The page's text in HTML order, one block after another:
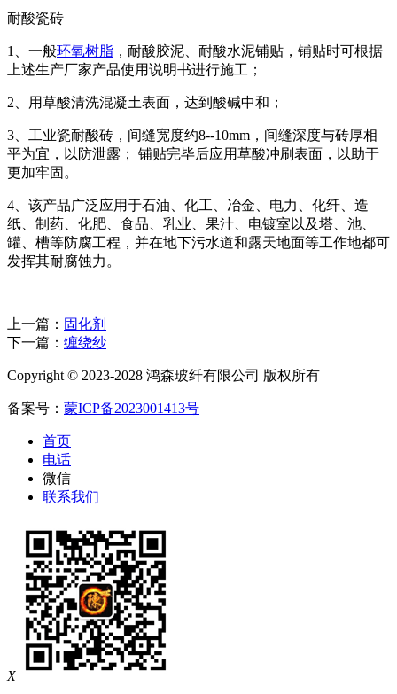
耐酸瓷砖
1、一般环氧树脂 ，耐酸胶泥、耐酸水泥铺贴，铺贴时可根据
上述生产厂家产品使用说明书进行施工；
2、用草酸清洗混凝土表面，达到酸碱中和；
3、工业瓷耐酸砖，间缝宽度约8--10mm，间缝深度与砖厚相
平为宜，以防泄露； 铺贴完毕后应用草酸冲刷表面，以助于
更加牢固。
4、该产品广泛应用于石油、化工、冶金、电力、化纤、造
纸、制药、化肥、食品、乳业、果汁、电镀室以及塔、池、
罐、槽等防腐工程，并在地下污水道和露天地面等工作地都可
发挥其耐腐蚀力。
上一篇： 固化剂
下一篇： 缠绕纱
Copyright © 2023-2028 鸿森玻纤有限公司 版权所有
备案号： 蒙ICP备2023001413号
首页
电话
微信
联系我们
X